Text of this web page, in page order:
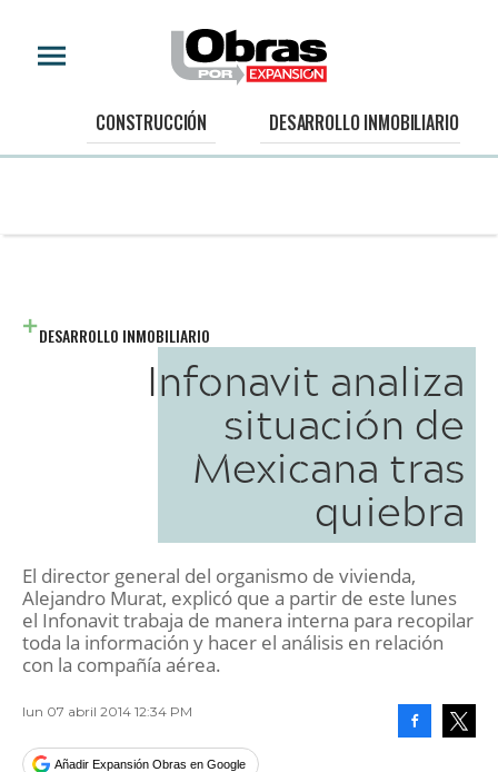
CONSTRUCCIÓN DESARROLLO INMOBILIARIO
DESARROLLO INMOBILIARIO
Infonavit analiza
situación de
Mexicana tras
quiebra
El director general del organismo de vivienda,
Alejandro Murat, explicó que a partir de este lunes
el Infonavit trabaja de manera interna para recopilar
toda la información y hacer el análisis en relación
con la compañía aérea.
lun 07 abril 2014 12:34 PM
Añadir Expansión Obras en Google